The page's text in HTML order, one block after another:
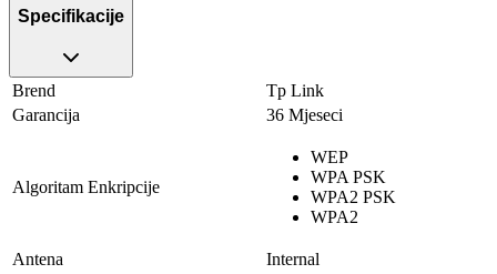
Specifikacije
Brend
Tp Link
Garancija
36 Mjeseci
Algoritam Enkripcije
WEP
WPA PSK
WPA2 PSK
WPA2
Antena Internal